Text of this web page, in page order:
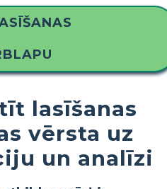
lasīšanas
vērsta uz
un analīzi